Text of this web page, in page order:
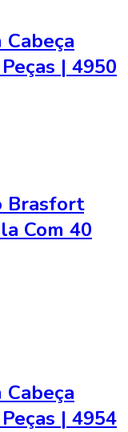
| 4950
Brasfort
Com 40
| 4954